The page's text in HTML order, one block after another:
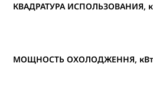
КВАДРАТУРА ИСПОЛЬЗОВАНИЯ,
МОЩНОСТЬ ОХОЛОДЖЕННЯ,